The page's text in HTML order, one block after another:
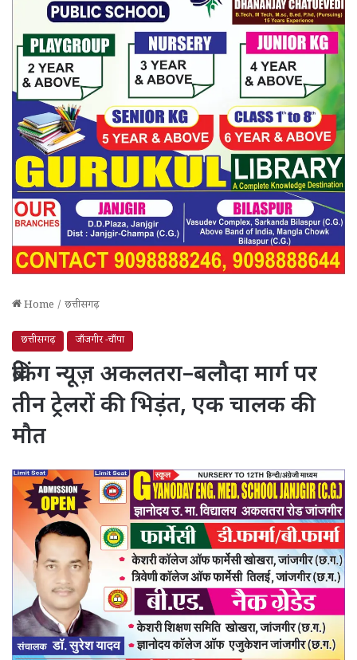
Home / छत्तीसगढ़
छत्तीसगढ़ जाँजगीर -चाँपा
ब्रेकिंग न्यूज़ अकलतरा–बलौदा मार्ग पर
तीन ट्रेलरों की भिड़ंत, एक चालक की
मौत